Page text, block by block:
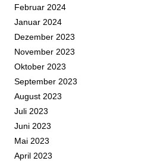
Februar 2024
Januar 2024
Dezember 2023
November 2023
Oktober 2023
September 2023
August 2023
Juli 2023
Juni 2023
Mai 2023
April 2023